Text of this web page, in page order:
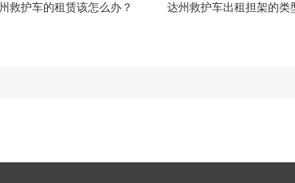
救护车的租赁该怎么办？ 达州救护车出租​担架的类